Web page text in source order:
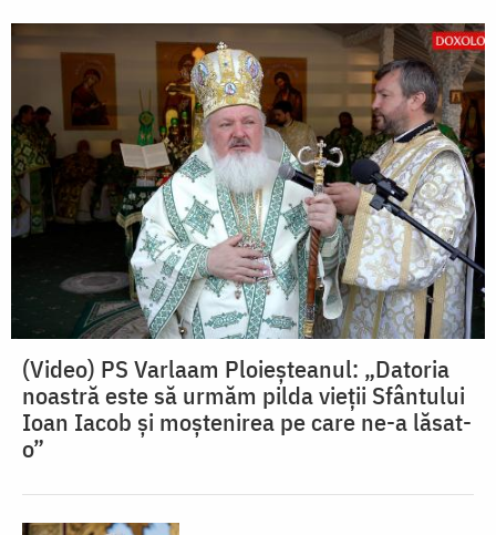
(Video) PS Varlaam Ploieșteanul: „Datoria
noastră este să urmăm pilda vieții Sfântului
Ioan Iacob și moștenirea pe care ne-a lăsat-
o”